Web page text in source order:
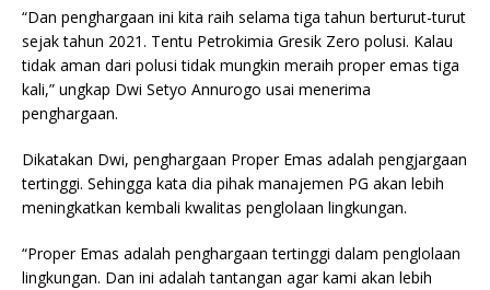
“Dan penghargaan ini kita raih selama tiga tahun berturut-turut
sejak tahun 2021. Tentu Petrokimia Gresik Zero polusi. Kalau
tidak aman dari polusi tidak mungkin meraih proper emas tiga
kali,” ungkap Dwi Setyo Annurogo usai menerima
penghargaan.
Dikatakan Dwi, penghargaan Proper Emas adalah pengjargaan
tertinggi. Sehingga kata dia pihak manajemen PG akan lebih
meningkatkan kembali kwalitas penglolaan lingkungan.
“Proper Emas adalah penghargaan tertinggi dalam penglolaan
lingkungan. Dan ini adalah tantangan agar kami akan lebih